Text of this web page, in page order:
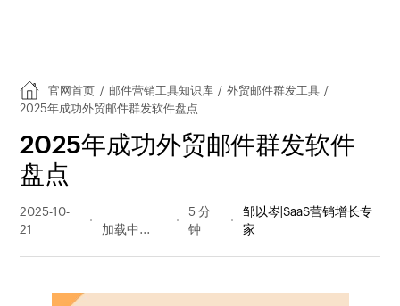
官网首页 / 邮件营销工具知识库 / 外贸邮件群发工具 /
2025年成功外贸邮件群发软件盘点
2025年成功外贸邮件群发软件
盘点
2025-10-
21
量
5 分
钟
邹以岑|SaaS营销增长专
家